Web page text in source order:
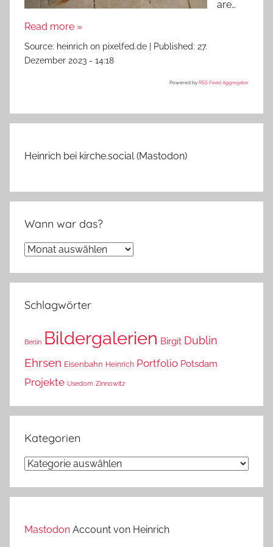
are…
Read more »
Source: heinrich on pixelfed.de Published: 27.
Dezember 2023 - 14:18
Powered by RSS Feed Aggregator
Heinrich bei kirche.social (Mastodon)
Wann war das?
Wann
das?
Schlagwörter
Berlin Bildergalerien Birgit Dublin
Ehrsen Eisenbahn Heinrich Portfolio Potsdam
Projekte Usedom Zinnowitz
Kategorien
Kategorien
Mastodon Account von Heinrich